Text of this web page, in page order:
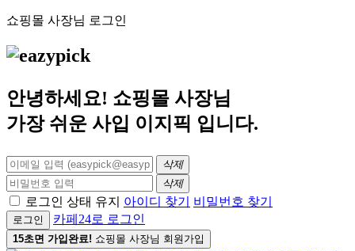
쇼핑몰 사장님 로그인
안녕하세요! 쇼핑몰 사장님
가장 쉬운 사입 이지픽 입니다.
삭제
삭제
로그인 상태 유지 아이디 찾기 비밀번호 찾기
로그인 카페24로 로그인
15초면 가입완료! 쇼핑몰 사장님 회원가입